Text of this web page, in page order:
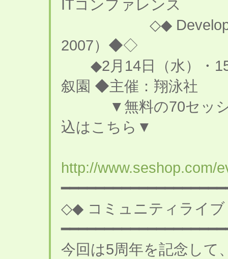
ITコンファレンス
◇◆ Developers
2007）◆◇
◆2月14日（水）・15
叙園 ◆主催：翔泳
▼無料の70セッショ
込はこちら▼
http://www.seshop.com/
◇◆ コミュニティライ
今回は5周年を記念して